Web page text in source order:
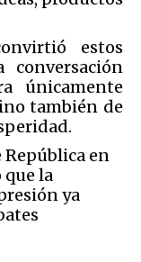
estos
únicamente
también de
en
la
ya